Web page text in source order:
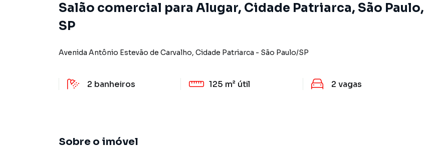
Salão comercial para Alugar, Cidade Patriarca, São Paulo,
SP
Avenida Antônio Estevão de Carvalho, Cidade Patriarca - São Paulo/SP
2 banheiros 125 m² útil 2 vagas
Sobre o imóvel